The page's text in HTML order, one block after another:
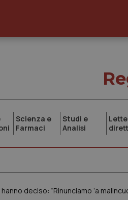
Scienza e
Farmaci
Studi e
Analisi